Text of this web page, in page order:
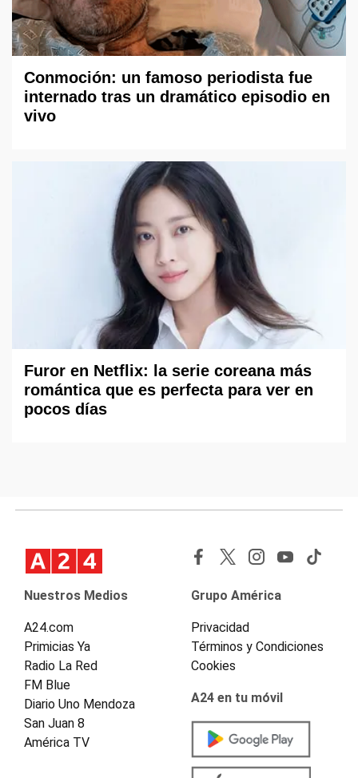
Conmoción: un famoso periodista fue
internado tras un dramático episodio en
vivo
Furor en Netflix: la serie coreana más
romántica que es perfecta para ver en
pocos días
Nuestros Medios
A24.com
Primicias Ya
Radio La Red
FM Blue
Diario Uno Mendoza
San Juan 8
América TV
Grupo América
Privacidad
Términos y Condiciones
Cookies
A24 en tu móvil